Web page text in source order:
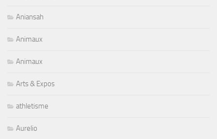
Aniansah
Animaux
Animaux
Arts & Expos
athletisme
Aurelio